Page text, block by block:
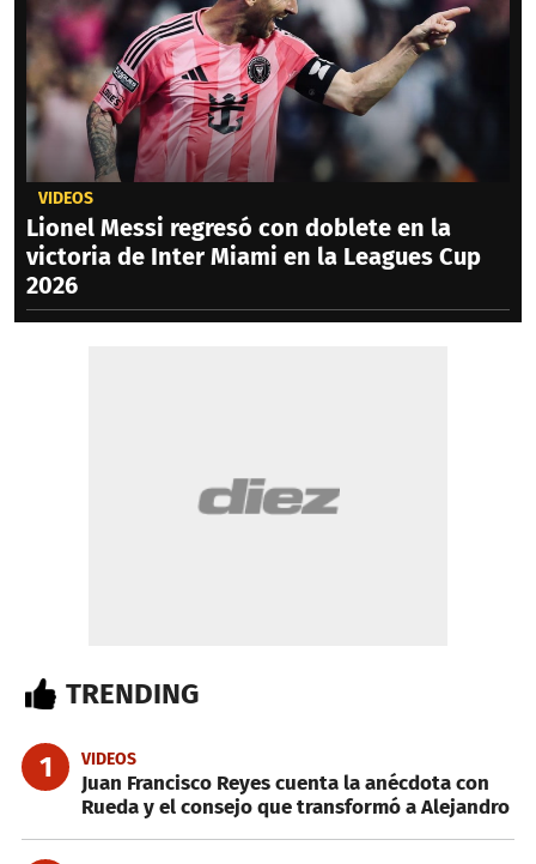
VIDEOS
Lionel Messi regresó con doblete en la
victoria de Inter Miami en la Leagues Cup
2026
TRENDING
1 VIDEOS
Juan Francisco Reyes cuenta la anécdota con
Rueda y el consejo que transformó a Alejandro